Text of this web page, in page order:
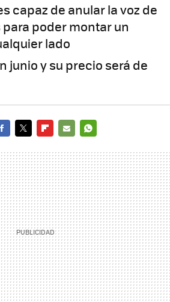
capaz de anular la voz de
poder montar un
lado
junio y su precio será de
MAIL